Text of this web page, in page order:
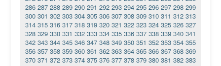
286 287 288 289 290 291 292 293 294 295 296 297 298 299
300 301 302 303 304 305 306 307 308 309 310 311 312 313
314 315 316 317 318 319 320 321 322 323 324 325 326 327
328 329 330 331 332 333 334 335 336 337 338 339 340 341
342 343 344 345 346 347 348 349 350 351 352 353 354 355
356 357 358 359 360 361 362 363 364 365 366 367 368 369
370 371 372 373 374 375 376 377 378 379 380 381 382 383